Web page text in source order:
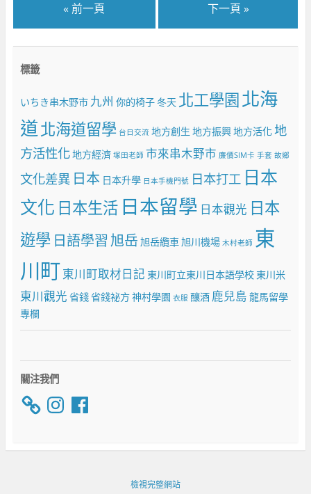
« 前一頁 下一頁 »
標籤
いちき串木野市 九州 你的椅子冬天 北工學園北海
道北海道留學 台日交流 地方創生 地方振興地方活化地
方活性化地方經濟 塚田老師 市來串木野市 廉價SIM卡 手套 故鄉
文化差異 日本 日本升學 日本手機門號 日本打工 日本
文化 日本生活 日本留學 日本觀光 日本
遊學 日語學習 旭岳 旭岳纜車旭川機場 木村老師 東
川町東川町取材日記 東川町立東川日本語學校 東川米
東川觀光 省錢省錢祕方神村學園 衣服 釀酒 鹿兒島 龍馬留學
專欄
關注我們
InstagramFacebook
檢視完整網站